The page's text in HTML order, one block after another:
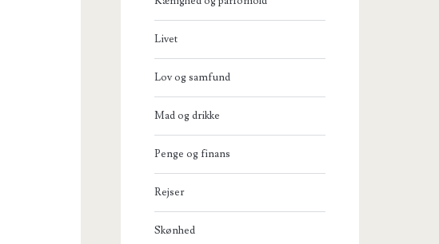
Livet
Lov og samfund
Mad og drikke
Penge og finans
Rejser
Skønhed